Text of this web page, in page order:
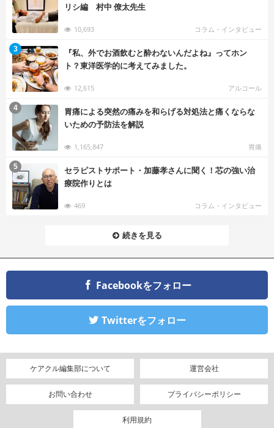
リシ編 村中 僚太先生
10,693 コラム・インタビュー
『私、外でお酒飲むと酔わないんだよね』ってホン
ト？東洋医学的に考えてみました。
12,615 アルコール
3
胃痛による突然の痛みを和らげる対処法と痛くならな
いための予防法を解説
1,165,847 胃痛
4
セラピストサポート・加藤孝さんに聞く！芯の強い治
療院作りとは
469 コラム・インタビュー
5
続きを見る
Facebookをフォロー
Twitterをフォロー
ケアクル編集部について 運営会社
お問い合わせ プライバシーポリシー
利用規約